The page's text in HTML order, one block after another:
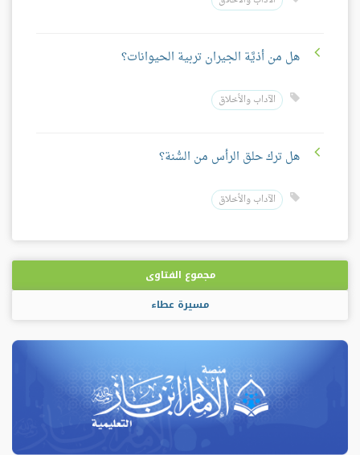
هل من أذيَّة الجيران تربية الحيوانات؟
الآداب والأخلاق
هل ترك حلق الرأس من السُّنة؟
الآداب والأخلاق
مجموع الفتاوى
مسيرة عطاء